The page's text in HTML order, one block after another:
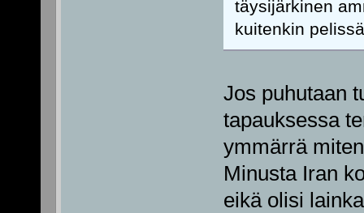
täysijärkinen
kuitenkin
Jos puhutaan
tapauksessa
ymmärrä
Minusta Iran
eikä olisi